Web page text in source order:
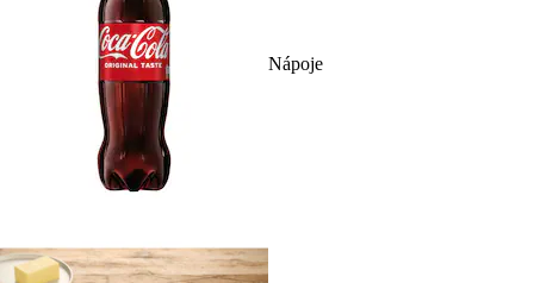
Nápoje